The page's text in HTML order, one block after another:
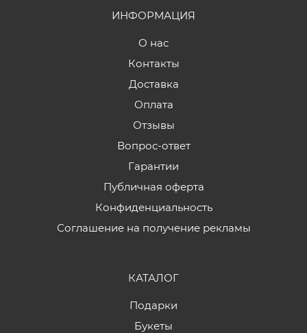
ИНФОРМАЦИЯ
О нас
Контакты
Доставка
Оплата
Отзывы
Вопрос-ответ
Гарантии
Публичная оферта
Конфиденциальность
Соглашение на получение рекламы
КАТАЛОГ
Подарки
Букеты